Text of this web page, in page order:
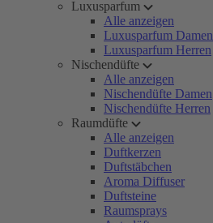
Luxusparfum
Alle anzeigen
Luxusparfum Damen
Luxusparfum Herren
Nischendüfte
Alle anzeigen
Nischendüfte Damen
Nischendüfte Herren
Raumdüfte
Alle anzeigen
Duftkerzen
Duftstäbchen
Aroma Diffuser
Duftsteine
Raumsprays